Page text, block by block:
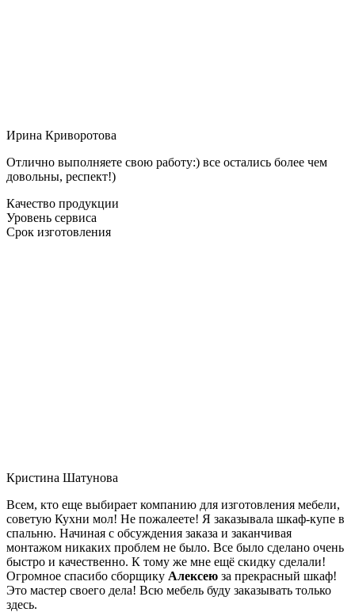
Ирина Криворотова
Отлично выполняете свою работу:) все остались более чем
довольны, респект!)
Качество продукции
Уровень сервиса
Срок изготовления
Кристина Шатунова
Всем, кто еще выбирает компанию для изготовления мебели,
советую Кухни мол! Не пожалеете! Я заказывала шкаф-купе в
спальню. Начиная с обсуждения заказа и заканчивая
монтажом никаких проблем не было. Все было сделано очень
быстро и качественно. К тому же мне ещё скидку сделали!
Огромное спасибо сборщику Алексею за прекрасный шкаф!
Это мастер своего дела! Всю мебель буду заказывать только
здесь.